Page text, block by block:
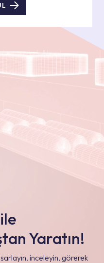
Yaratın!
inceleyin, görerek